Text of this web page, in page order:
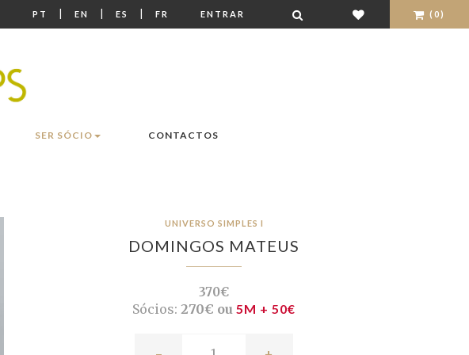
PT | EN | ES | FR ENTRAR (0)
SER SÓCIO CONTACTOS
UNIVERSO SIMPLES I
DOMINGOS MATEUS
370€
Sócios: 270€ ou 5M + 50€